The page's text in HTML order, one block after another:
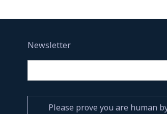
Newsletter
Please prove you are human